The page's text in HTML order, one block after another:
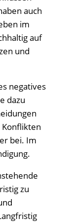
auch
im
auf
und
negatives
dazu
bei. Im
zu